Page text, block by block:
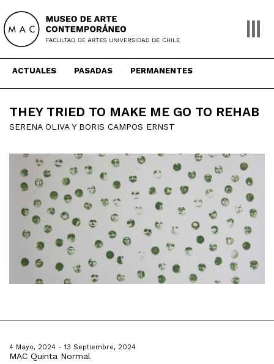
content
ACTUALES PASADAS PERMANENTES
THEY TRIED TO MAKE ME GO TO REHAB
SERENA OLIVA Y BORIS CAMPOS ERNST
4 Mayo, 2024 - 13 Septiembre, 2024
MAC Quinta Normal